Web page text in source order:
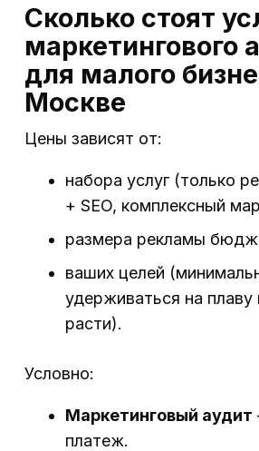
Сколько стоят
маркетингового
для малого
Москве
Цены зависят от:
набора услуг (только
+ SEO, комплексный
размера рекламы
ваших целей
удерживаться на плаву
расти).
Условно:
Маркетинговый аудит
платеж.